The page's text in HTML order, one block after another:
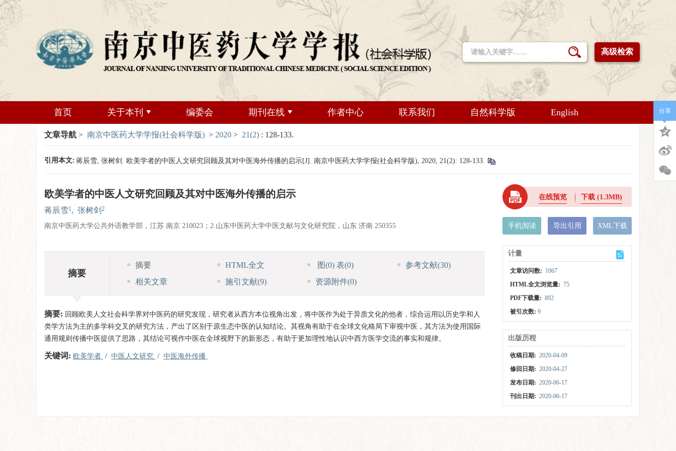
高级检索
首页 关于本刊 编委会 期刊在线 作者中心 联系我们 自然科学版 English
文章导航 > 南京中医药大学学报(社会科学版) > 2020 > 21(2) : 128-133.
引用本文: 蒋辰雪, 张树剑. 欧美学者的中医人文研究回顾及其对中医海外传播的启示[J]. 南京中医药大学学报(社会科学版), 2020, 21(2): 128-133.
欧美学者的中医人文研究回顾及其对中医海外传播的启示
蒋辰雪1, 张树剑 2
南京中医药大学公共外语教学部，江苏 南京 210023；2.山东中医药大学中医文献与文化研究院，山东 济南 250355
摘要
摘要 HTML全文 图(0) 表(0) 参考文献(30)
相关文章
施引文献(9) 资源附件(0)
摘要: 回顾欧美人文社会科学界对中医药的研究发现，研究者从西方本位视角出发，将中医作为处于异质文化的他者，综合运用以历史学和人
类学方法为主的多学科交叉的研究方法，产出了区别于原生态中医的认知结论。其视角有助于在全球文化格局下审视中医，其方法为使用国际
通用规则传播中医提供了思路，其结论可视作中医在全球视野下的新形态，有助于更加理性地认识中西方医学交流的事实和规律。
关键词: 欧美学者 / 中医人文研究 / 中医海外传播
在线预览 下载(1.3MB)
手机阅读 导出引用 XML下载
计量
文章访问数: 1067
HTML全文浏览量: 75
PDF下载量: 892
被引次数:9
出版历程
收稿日期: 2020-04-09
修回日期: 2020-04-27
发布日期: 2020-06-17
刊出日期: 2020-06-17
分享